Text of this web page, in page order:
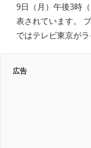
9日（月）午後3時
表されています。
ではテレビ東京が
広告